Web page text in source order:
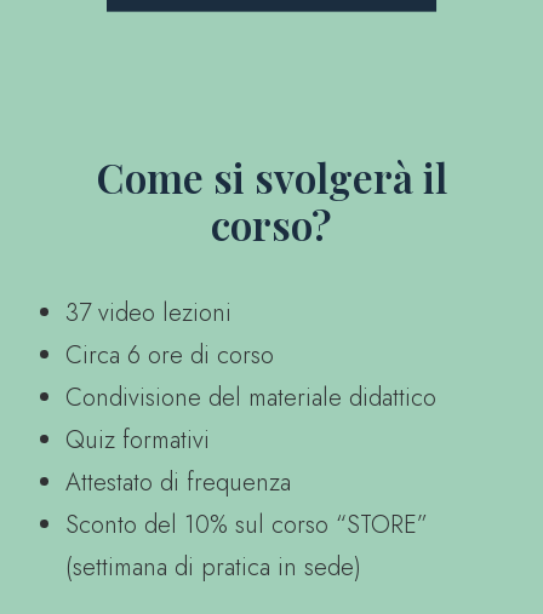
Come si svolgerà il
corso?
37 video lezioni
Circa 6 ore di corso
Condivisione del materiale didattico
Quiz formativi
Attestato di frequenza
Sconto del 10% sul corso “STORE”
(settimana di pratica in sede)